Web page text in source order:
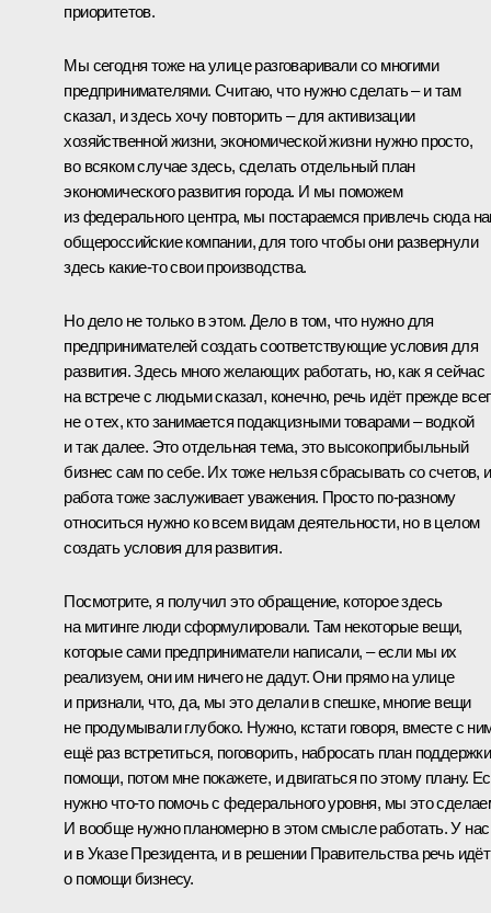
приоритетов.
Мы сегодня тоже на улице разговаривали со многими
предпринимателями. Считаю, что нужно сделать – и там
сказал, и здесь хочу повторить – для активизации
хозяйственной жизни, экономической жизни нужно просто,
во всяком случае здесь, сделать отдельный план
экономического развития города. И мы поможем
из федерального центра, мы постараемся привлечь сюда
общероссийские компании, для того чтобы они развернули
здесь какие-то свои производства.
Но дело не только в этом. Дело в том, что нужно для
предпринимателей создать соответствующие условия для
развития. Здесь много желающих работать, но, как я сейчас
на встрече с людьми сказал, конечно, речь идёт прежде
не о тех, кто занимается подакцизными товарами – водкой
и так далее. Это отдельная тема, это высокоприбыльный
бизнес сам по себе. Их тоже нельзя сбрасывать со счетов,
работа тоже заслуживает уважения. Просто по-разному
относиться нужно ко всем видам деятельности, но в целом
создать условия для развития.
Посмотрите, я получил это обращение, которое здесь
на митинге люди сформулировали. Там некоторые вещи,
которые сами предприниматели написали, – если мы их
реализуем, они им ничего не дадут. Они прямо на улице
и признали, что, да, мы это делали в спешке, многие вещи
не продумывали глубоко. Нужно, кстати говоря, вместе с
ещё раз встретиться, поговорить, набросать план
помощи, потом мне покажете, и двигаться по этому плану.
нужно что-то помочь с федерального уровня, мы это
И вообще нужно планомерно в этом смысле работать. У нас
и в Указе Президента, и в решении Правительства речь идёт
о помощи бизнесу.